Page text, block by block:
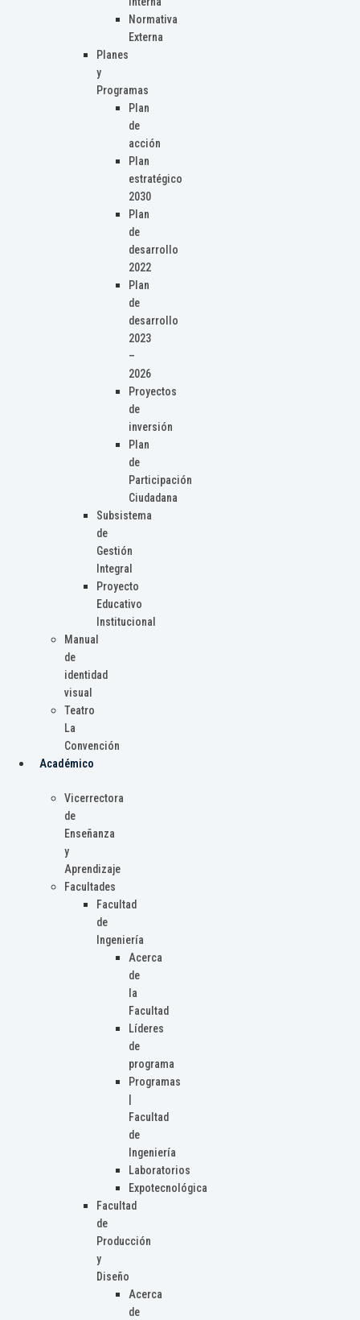
Normativa
Externa
Planes
y
Programas
Plan
de
acción
Plan
estratégico
2030
Plan
de
desarrollo
2022
Plan
de
desarrollo
2023
–
2026
Proyectos
de
inversión
Plan
de
Participación
Ciudadana
Subsistema
de
Gestión
Integral
Proyecto
Educativo
Institucional
Manual
de
identidad
visual
Teatro
La
Convención
Académico
Vicerrectora
de
Enseñanza
y
Aprendizaje
Facultades
Facultad
de
Ingeniería
Acerca
de
la
Facultad
Líderes
de
programa
Programas
Facultad
de
Ingeniería
Laboratorios
Expotecnológica
Facultad
de
Producción
y
Diseño
Acerca
de